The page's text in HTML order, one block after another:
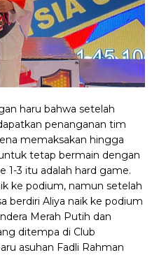
haru bahwa setelah
penanganan tim
memaksakan hingga
tetap bermain dengan
1-3 itu adalah hard game.
ke podium, namun setelah
berdiri Aliya naik ke podium
Merah Putih dan
ditempa di Club
asuhan Fadli Rahman